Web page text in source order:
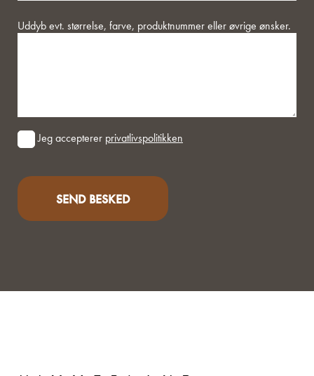
Besked
Uddyb evt. størrelse, farve, produktnummer eller øvrige ønsker.
ConsentJeg accepterer privatlivspolitikken